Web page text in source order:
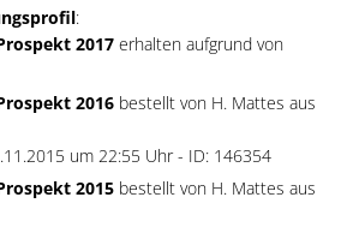
:
2017erhalten aufgrund von
2016bestellt von H. Mattes aus
um 22:55 Uhr - ID: 146354
2015bestellt von H. Mattes aus